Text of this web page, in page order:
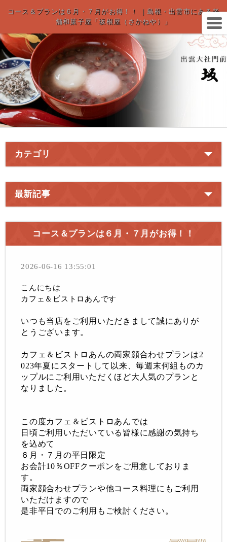
コース＆プランは６月・７月がお得！！ ｜島根・出雲市にある老
舗和菓子屋「坂根屋（さかねや）」
カテゴリ
最新記事
コース＆プランは６月・７月がお得！！
2026-06-16 13:55:01
こんにちは
カフェ＆ビストロあんです
いつも当店をご利用いただきまして誠にありが
とうございます。
カフェ＆ビストロあんの両家顔合わせプランは2
023年夏にスタートして以来、毎週末何組ものカ
ップルにご利用いただくほど大人気のプランと
なりました。
この度カフェ＆ビストロあんでは
日頃ご利用いただいている皆様に感謝の気持ち
を込めて
６月・７月の平日限定
お会計10％OFFクーポンをご用意しておりま
す。
両家顔合わせプランや他コース料理にもご利用
いただけますので
是非平日でのご利用もご検討ください。